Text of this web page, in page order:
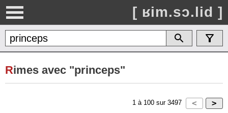
[ ʁim.sɔ.lid ]
Rimes avec "princeps"
1 à 100 sur 3497